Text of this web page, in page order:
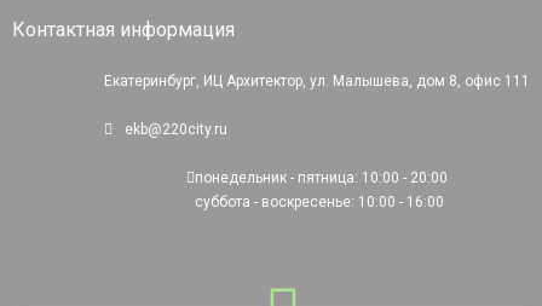
Контактная информация
Екатеринбург, ИЦ Архитектор, ул. Малышева, дом 8, офис 111
ekb@220city.ru
понедельник - пятница: 10:00 - 20:00
суббота - воскресенье: 10:00 - 16:00